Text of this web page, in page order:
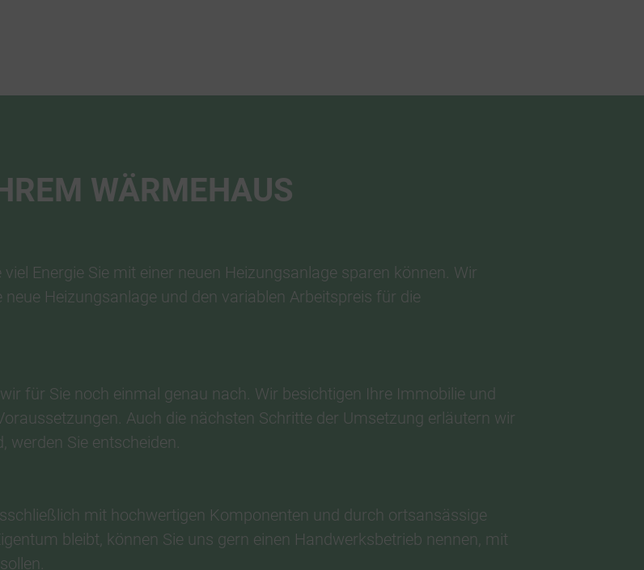
WÄRMEHAUS
Energie Sie mit einer neuen Heizungsanlage sparen können. Wir
Heizungsanlage und den variablen Arbeitspreis für die
für Sie noch einmal genau nach. Wir besichtigen Ihre Immobilie und
Auch die nächsten Schritte der Umsetzung erläutern wir
werden Sie entscheiden.
mit hochwertigen Komponenten und durch ortsansässige
bleibt, können Sie uns gern einen Handwerksbetrieb nennen, mit